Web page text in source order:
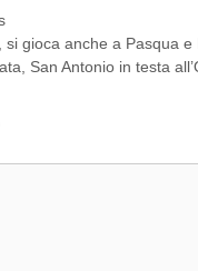
si gioca anche a Pasqua
San Antonio in testa